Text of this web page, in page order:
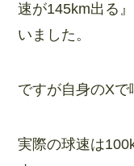
速が145km出る
いました。
ですが自身のXで
実際の球速は